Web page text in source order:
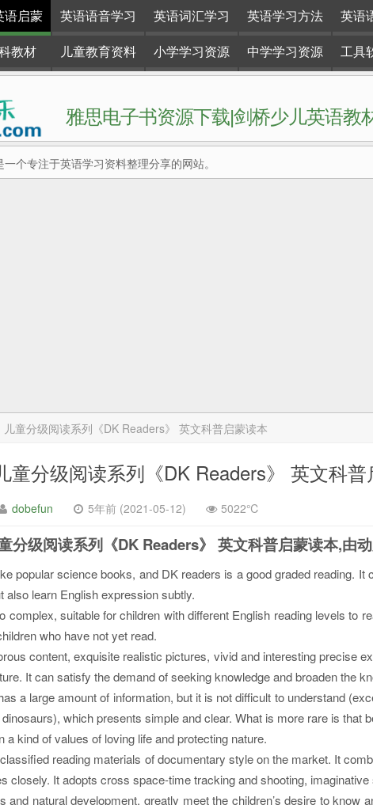
语启蒙 英语语音学习 英语词汇学习 英语学习方法 英语
教材 儿童教育资料 小学学习资源 中学学习资源 工具
雅思电子书资源下载|剑桥少儿英语教
个专注于英语学习资料整理分享的网站。
儿童分级阅读系列《DK Readers》 英文科普启蒙读本
童分级阅读系列《DK Readers》 英文科
dobefun 5年前 (2021-05-12) 5022℃
分级阅读系列《DK Readers》 英文科普启蒙读本,由动
popular science books, and DK readers is a good graded reading. It
also learn English expression subtly.
complex, suitable for children with different English reading levels to
who have not yet read.
content, exquisite realistic pictures, vivid and interesting precise
It can satisfy the demand of seeking knowledge and broaden the
a large amount of information, but it is not difficult to understand
which presents simple and clear. What is more rare is that
a kind of values of loving life and protecting nature.
reading materials of documentary style on the market. It
closely. It adopts cross space-time tracking and shooting,
and natural development, greatly meet the children’s desire to know